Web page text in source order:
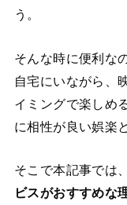
う。
そんな時に便利な
自宅にいながら、
イミングで楽しめ
に相性が良い娯楽
そこで本記事では、
ビスがおすすめな